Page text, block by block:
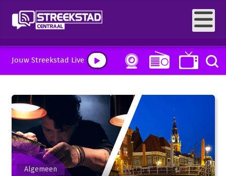
Jouw Streekstad Live
Algemeen